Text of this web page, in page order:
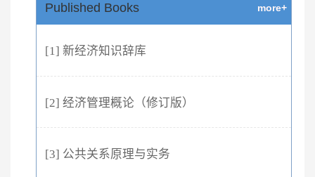
Published Books more+
[1] 新经济知识辞库
[2] 经济管理概论（修订版）
[3] 公共关系原理与实务